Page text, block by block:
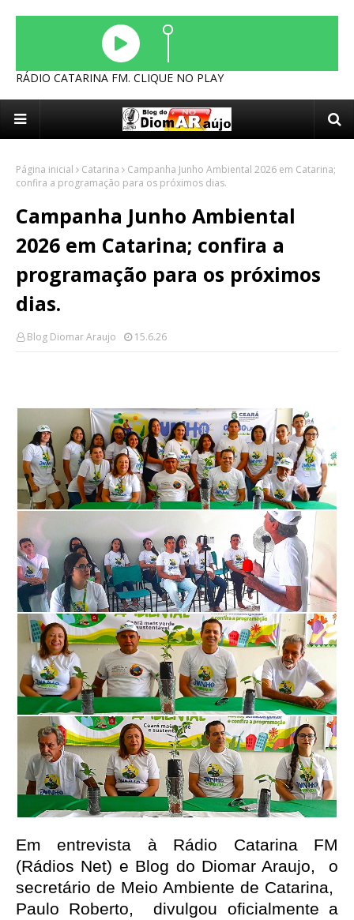
RÁDIO CATARINA FM. CLIQUE NO PLAY
Página inicial Catarina
Campanha Junho Ambiental 2026 em Catarina;
confira a programação para os próximos dias.
Campanha Junho Ambiental
2026 em Catarina; confira a
programação para os próximos
dias.
Blog Diomar Araujo 15.6.26
Em entrevista à Rádio Catarina FM
(Rádios Net) e Blog do Diomar Araujo,  o
secretário de Meio Ambiente de Catarina,
Paulo Roberto,  divulgou oficialmente a